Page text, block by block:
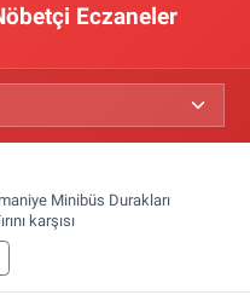
Eczaneler
Minibüs Durakları
karşısı